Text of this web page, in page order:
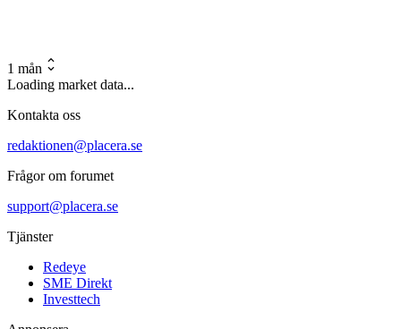
1 mån
Loading market data...
Kontakta oss
redaktionen@placera.se
Frågor om forumet
support@placera.se
Tjänster
Redeye
SME Direkt
Investtech